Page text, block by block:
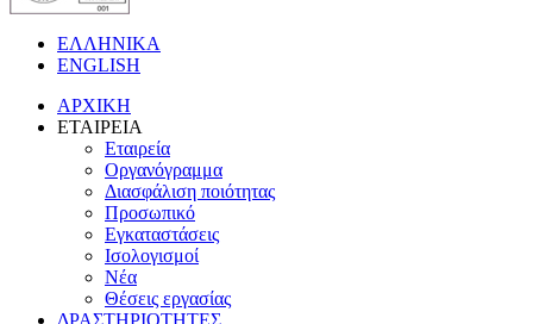
ΕΛΛΗΝΙΚΑ
ENGLISH
ΑΡΧΙΚΗ
ΕΤΑΙΡΕΙΑ
Εταιρεία
Οργανόγραμμα
Διασφάλιση ποιότητας
Προσωπικό
Εγκαταστάσεις
Ισολογισμοί
Νέα
Θέσεις εργασίας
ΔΡΑΣΤΗΡΙΟΤΗΤΕΣ